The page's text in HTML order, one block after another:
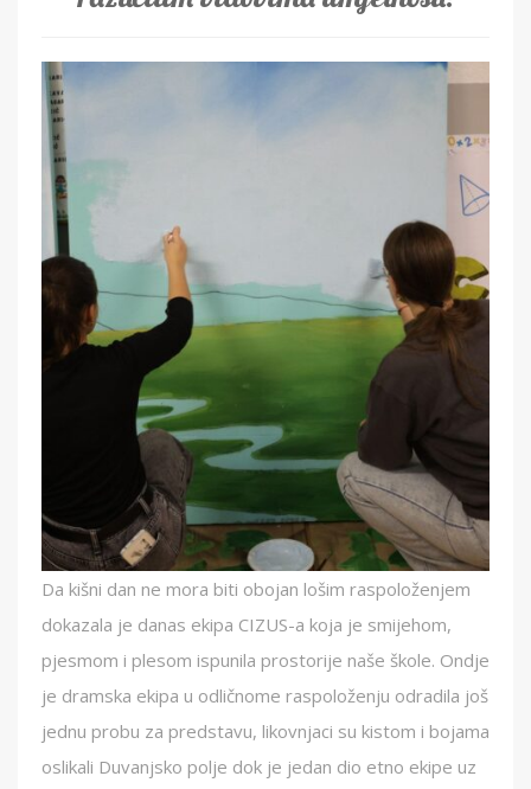
Da kišni dan ne mora biti obojan lošim raspoloženjem
dokazala je danas ekipa CIZUS-a koja je smijehom,
pjesmom i plesom ispunila prostorije naše škole. Ondje
je dramska ekipa u odličnome raspoloženju odradila još
jednu probu za predstavu, likovnjaci su kistom i bojama
oslikali Duvanjsko polje dok je jedan dio etno ekipe uz